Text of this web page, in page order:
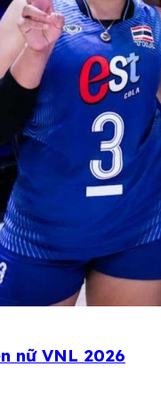
nữ VNL 2026